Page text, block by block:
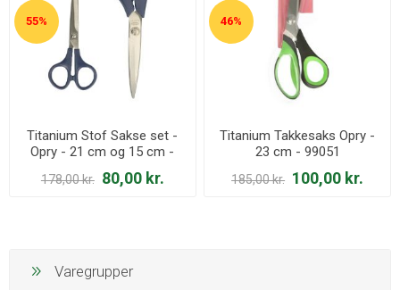
55%
Titanium Stof Sakse set -
Opry - 21 cm og 15 cm -
178,00 kr. 80,00 kr.
46%
Titanium Takkesaks Opry -
23 cm - 99051
185,00 kr. 100,00 kr.
Varegrupper